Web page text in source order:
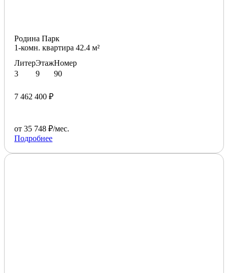
Родина Парк
1-комн. квартира 42.4 м²
Литер
3
Этаж
9
Номер
90
7 462 400 ₽
от 35 748 ₽/мес.
Подробнее